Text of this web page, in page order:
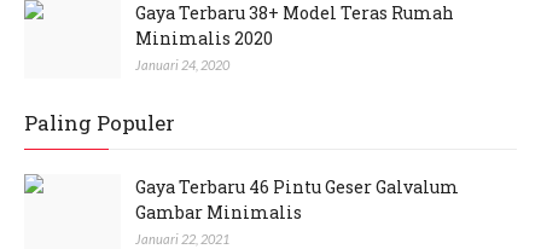
Gaya Terbaru 38+ Model Teras Rumah
Minimalis 2020
Januari 24, 2020
Paling Populer
Gaya Terbaru 46 Pintu Geser Galvalum
Gambar Minimalis
Januari 22, 2021